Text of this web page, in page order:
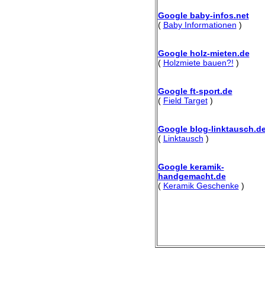
Google baby-infos.net
( Baby Informationen )
Google holz-mieten.de
( Holzmiete bauen?! )
Google ft-sport.de
( Field Target)
Google blog-
( Linktausch )
Google keramik-
handgemacht.de
( Keramik Geschenke)